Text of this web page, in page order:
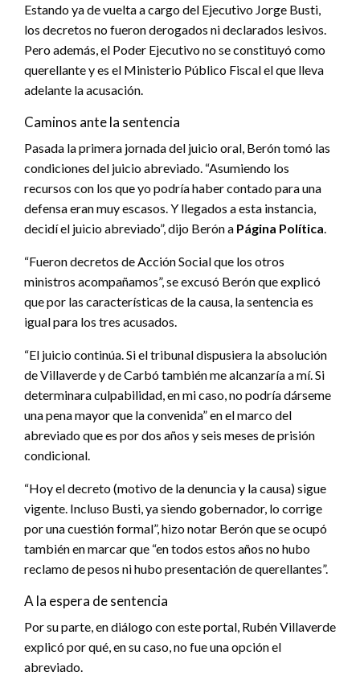
Estando ya de vuelta a cargo del Ejecutivo Jorge Busti,
los decretos no fueron derogados ni declarados lesivos.
Pero además, el Poder Ejecutivo no se constituyó como
querellante y es el Ministerio Público Fiscal el que lleva
adelante la acusación.
Caminos ante la sentencia
Pasada la primera jornada del juicio oral, Berón tomó las
condiciones del juicio abreviado. “Asumiendo los
recursos con los que yo podría haber contado para una
defensa eran muy escasos. Y llegados a esta instancia,
decidí el juicio abreviado”, dijo Berón a Página Política
“Fueron decretos de Acción Social que los otros
ministros acompañamos”, se excusó Berón que explicó
que por las características de la causa, la sentencia es
igual para los tres acusados.
“El juicio continúa. Si el tribunal dispusiera la absolución
de Villaverde y de Carbó también me alcanzaría a mí. Si
determinara culpabilidad, en mi caso, no podría dárseme
una pena mayor que la convenida” en el marco del
abreviado que es por dos años y seis meses de prisión
condicional.
“Hoy el decreto (motivo de la denuncia y la causa) sigue
vigente. Incluso Busti, ya siendo gobernador, lo corrige
por una cuestión formal”, hizo notar Berón que se ocupó
también en marcar que “en todos estos años no hubo
reclamo de pesos ni hubo presentación de querellantes”.
A la espera de sentencia
Por su parte, en diálogo con este portal, Rubén Villaverde
explicó por qué, en su caso, no fue una opción el
abreviado.